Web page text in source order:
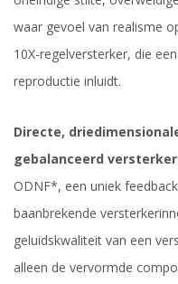
waar gevoel van realisme
10X-regelversterker, die
reproductie inluidt.
Directe,
gebalanceerd
ODNF*, een uniek
baanbrekende
geluidskwaliteit van een
alleen de vervormde